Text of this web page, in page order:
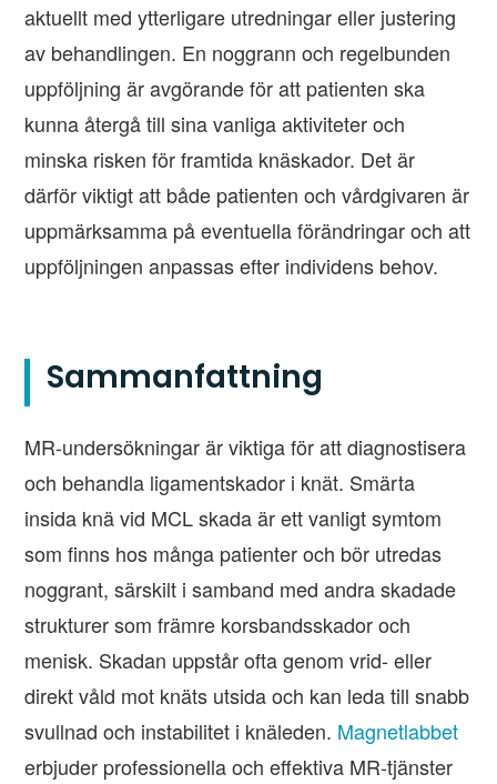
aktuellt med ytterligare utredningar eller justering
av behandlingen. En noggrann och regelbunden
uppföljning är avgörande för att patienten ska
kunna återgå till sina vanliga aktiviteter och
minska risken för framtida knäskador. Det är
därför viktigt att både patienten och vårdgivaren är
uppmärksamma på eventuella förändringar och att
uppföljningen anpassas efter individens behov.
Sammanfattning
MR-undersökningar är viktiga för att diagnostisera
och behandla ligamentskador i knät. Smärta
insida knä vid MCL skada är ett vanligt symtom
som finns hos många patienter och bör utredas
noggrant, särskilt i samband med andra skadade
strukturer som främre korsbandsskador och
menisk. Skadan uppstår ofta genom vrid- eller
direkt våld mot knäts utsida och kan leda till snabb
svullnad och instabilitet i knäleden. Magnetlabbet
erbjuder professionella och effektiva MR-tjänster